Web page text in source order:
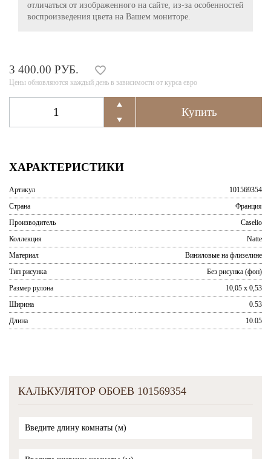
отличаться от изображенного на сайте, из-за особенностей
воспроизведения цвета на Вашем мониторе.
3 400.00 РУБ.
Цены обновляются каждый день в зависимости от курса евро
ХАРАКТЕРИСТИКИ
Артикул
101569354
Страна
Франция
Производитель
Caselio
Коллекция
Natte
Материал
Виниловые на флизелине
Тип рисунка
Без рисунка (фон)
Размер рулона
10,05 x 0,53
Ширина
0.53
Длина
10.05
КАЛЬКУЛЯТОР ОБОЕВ 101569354